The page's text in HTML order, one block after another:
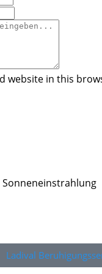
website in this
Ladival